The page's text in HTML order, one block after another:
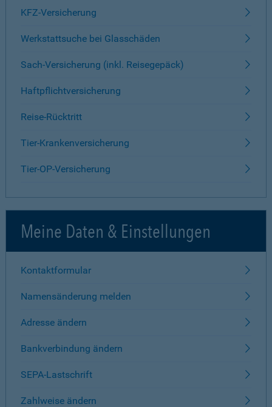
KFZ-Versicherung
Werkstattsuche bei Glasschäden
Sach-Versicherung (inkl. Reisegepäck)
Haftpflichtversicherung
Reise-Rücktritt
Tier-Krankenversicherung
Tier-OP-Versicherung
Meine Daten & Einstellungen
Kontaktformular
Namensänderung melden
Adresse ändern
Bankverbindung ändern
SEPA-Lastschrift
Zahlweise ändern